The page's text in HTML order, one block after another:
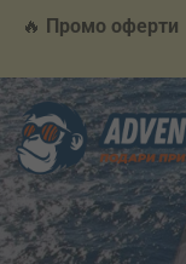
🔥 Промо оферти